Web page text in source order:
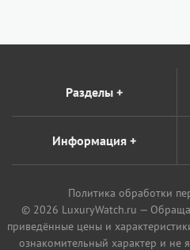
Разделы +
Информация +
Политика обработки
© 2026 LuxuryWatch.ru —
приведённые цены и
ознакомительный характер и не